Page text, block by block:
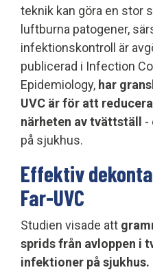
teknik kan göra en stor
luftburna patogener,
infektionskontroll är
publicerad i Infection
Epidemiology, har
UVC är för att
närheten av tvättställ -
på sjukhus.
Effektiv
Far-UVC
Studien visade att
sprids från avloppen i
infektioner på sjukhus.